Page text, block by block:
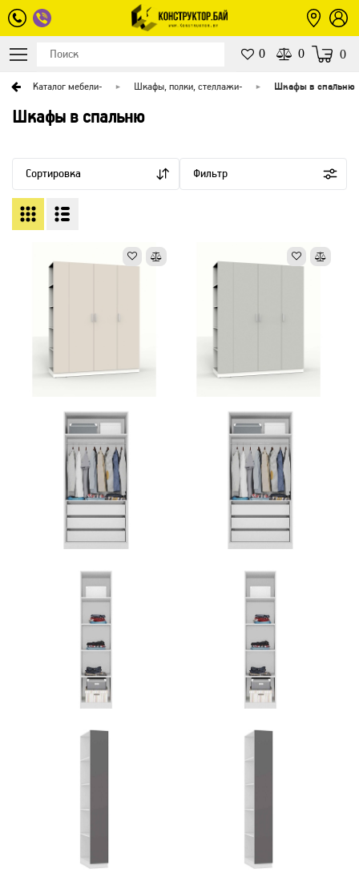
0 0 0
Каталог мебели- Шкафы, полки, стеллажи- Шкафы в спальню
Шкафы в спальню
Сортировка Фильтр